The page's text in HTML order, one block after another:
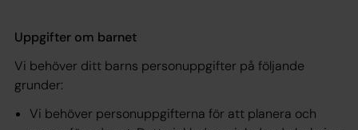
Uppgifter om barnet
Vi behöver ditt barns personuppgifter på följande
grunder:
Vi behöver personuppgifterna för att planera och